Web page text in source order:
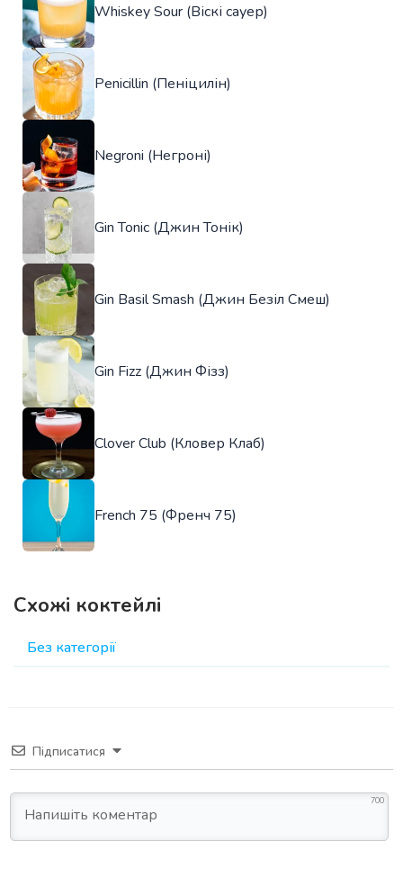
Whiskey Sour (Віскі сауер)
Penicillin (Пеніцилін)
Negroni (Негроні)
Gin Tonic (Джин Тонік)
Gin Basil Smash (Джин Безіл Смеш)
Gin Fizz (Джин Фізз)
Clover Club (Кловер Клаб)
French 75 (Френч 75)
Схожі коктейлі
Без категорії
Підписатися
700